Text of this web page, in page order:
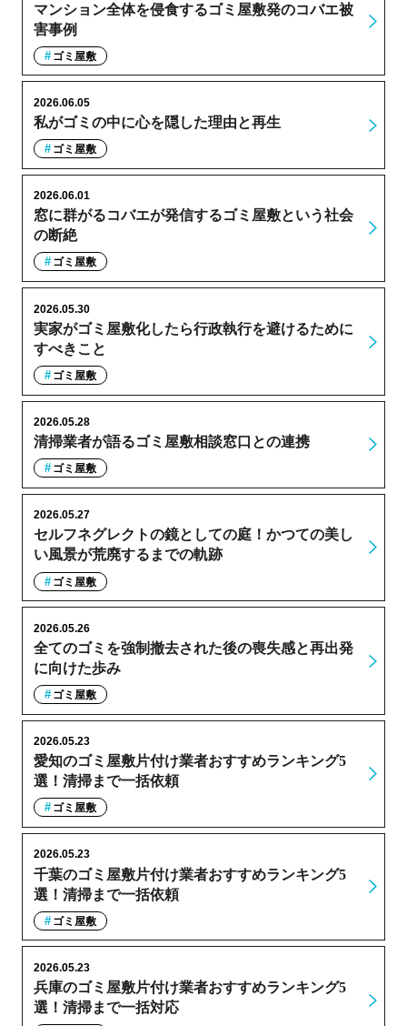
マンション全体を侵食するゴミ屋敷発のコバエ被
害事例
ゴミ屋敷
私がゴミの中に心を隠した理由と再生
2026.06.05
ゴミ屋敷
窓に群がるコバエが発信するゴミ屋敷という社会
の断絶
2026.06.01
ゴミ屋敷
実家がゴミ屋敷化したら行政執行を避けるために
すべきこと
2026.05.30
ゴミ屋敷
清掃業者が語るゴミ屋敷相談窓口との連携
2026.05.28
ゴミ屋敷
セルフネグレクトの鏡としての庭！かつての美し
い風景が荒廃するまでの軌跡
2026.05.27
ゴミ屋敷
全てのゴミを強制撤去された後の喪失感と再出発
に向けた歩み
2026.05.26
ゴミ屋敷
愛知のゴミ屋敷片付け業者おすすめランキング5
選！清掃まで一括依頼
2026.05.23
ゴミ屋敷
千葉のゴミ屋敷片付け業者おすすめランキング5
選！清掃まで一括依頼
2026.05.23
ゴミ屋敷
兵庫のゴミ屋敷片付け業者おすすめランキング5
選！清掃まで一括対応
2026.05.23